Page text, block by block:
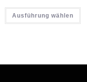
Ausführung wählen